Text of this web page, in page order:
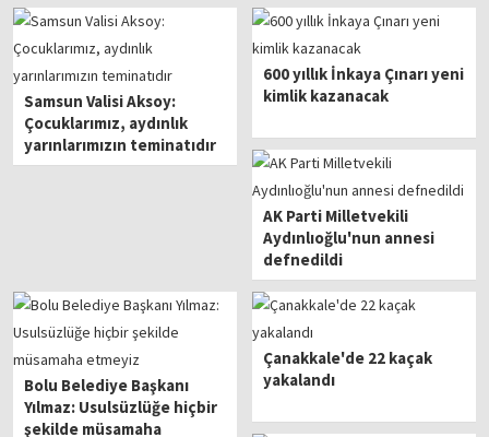
Samsun Valisi Aksoy:
Çocuklarımız, aydınlık
yarınlarımızın teminatıdır
600 yıllık İnkaya Çınarı yeni
kimlik kazanacak
AK Parti Milletvekili
Aydınlıoğlu'nun annesi
defnedildi
Bolu Belediye Başkanı
Yılmaz: Usulsüzlüğe hiçbir
şekilde müsamaha
Çanakkale'de 22 kaçak
yakalandı